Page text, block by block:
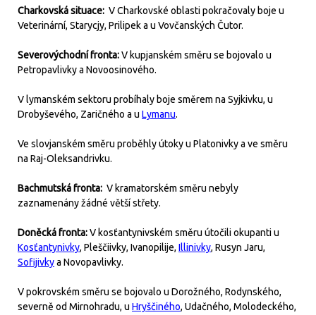
Charkovská situace: V Charkovské oblasti pokračovaly boje u
Veterinární, Starycjy, Prilipek a u Vovčanských Čutor.
Severovýchodní fronta:V kupjanském směru se bojovalo u
Petropavlivky a Novoosinového.
V lymanském sektoru probíhaly boje směrem na Syjkivku, u
Drobyševého, Zaričného a u Lymanu.
Ve slovjanském směru proběhly útoky u Platonivky a ve směru
na Raj-Oleksandrivku.
Bachmutská fronta: V kramatorském směru nebyly
zaznamenány žádné větší střety.
Doněcká fronta:V kosťantynivském směru útočili okupanti u
Kosťantynivky, Pleščiivky, Ivanopilije, Illinivky, Rusyn Jaru,
Sofijivkya Novopavlivky.
V pokrovském směru se bojovalo u Dorožného, Rodynského,
severně od Mirnohradu, u Hryščiného, Udačného, Molodeckého,